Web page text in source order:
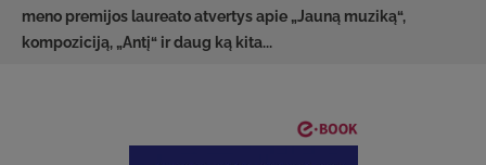
meno premijos laureato atvertys apie „Jauną muziką“,
kompoziciją, „Antį“ ir daug ką kita...